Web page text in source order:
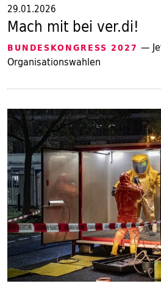
29.01.2026
Mach mit bei ver.di!
BUNDESKONGRESS 2027 —
Organisationswahlen